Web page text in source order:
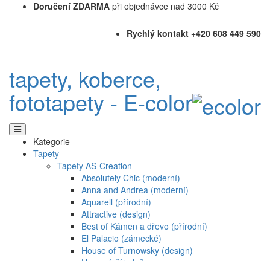
Doručení ZDARMA při objednávce nad 3000 Kč
Rychlý kontakt +420 608 449 590
tapety, koberce,
fototapety - E-color
Kategorie
Tapety
Tapety AS-Creation
Absolutely Chic (moderní)
Anna and Andrea (moderní)
Aquarell (přírodní)
Attractive (design)
Best of Kámen a dřevo (přírodní)
El Palacio (zámecké)
House of Turnowsky (design)